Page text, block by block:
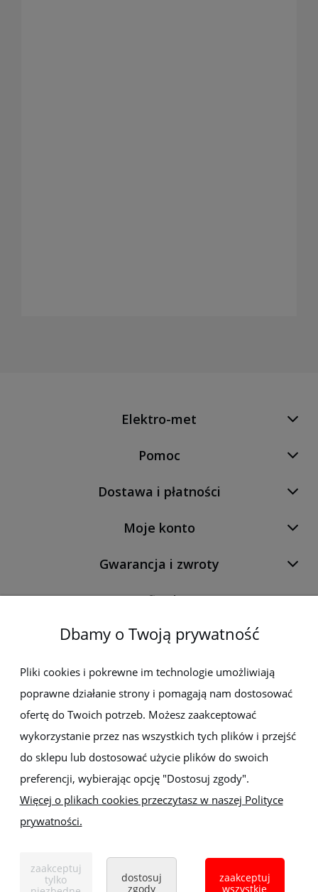
Elektro-met
Pomoc
Dostawa i płatności
Moje konto
Gwarancja i zwroty
O firmie
Newsletter
Zapisz się do newslettera, aby być na bieżąco z nowościami i
promocjami
Handlowa 1, 35-103 Rzeszów
Tel:
+48 17 853 90 49 +48 668 191 214
Dbamy o Twoją prywatność
Pliki cookies i pokrewne im technologie umożliwiają
poprawne działanie strony i pomagają nam dostosować
ofertę do Twoich potrzeb. Możesz zaakceptować
wykorzystanie przez nas wszystkich tych plików i przejść
do sklepu lub dostosować użycie plików do swoich
preferencji, wybierając opcję "Dostosuj zgody".
Więcej o plikach cookies przeczytasz w naszej Polityce
prywatności.
zaakceptuj
tylko
dostosuj
zgody
zaakceptuj
wszystkie